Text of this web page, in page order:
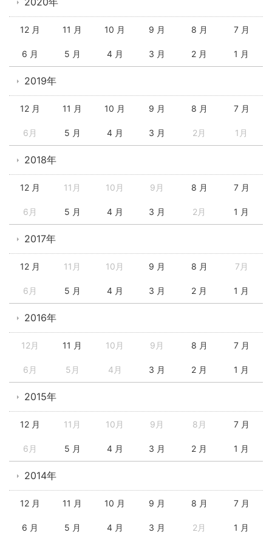
12 月 11 月 10 月 9 月 8 月 7 月
6 月 5 月 4 月 3 月 2 月 1 月
2019年
12 月 11 月 10 月 9 月 8 月 7 月
6月 5 月 4 月 3 月 2月 1月
2018年
12 月 11月 10月 9月 8 月 7 月
6月 5 月 4 月 3 月 2月 1 月
2017年
12 月 11月 10月 9 月 8 月 7月
6月 5 月 4 月 3 月 2 月 1 月
2016年
12月 11 月 10月 9月 8 月 7 月
6月 5月 4月 3 月 2 月 1 月
2015年
12 月 11月 10月 9月 8月 7 月
6月 5 月 4 月 3 月 2 月 1 月
2014年
12 月 11 月 10 月 9 月 8 月 7 月
6 月 5 月 4 月 3 月 2月 1 月